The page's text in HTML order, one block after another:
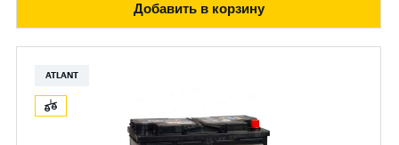
Добавить в корзину
ATLANT